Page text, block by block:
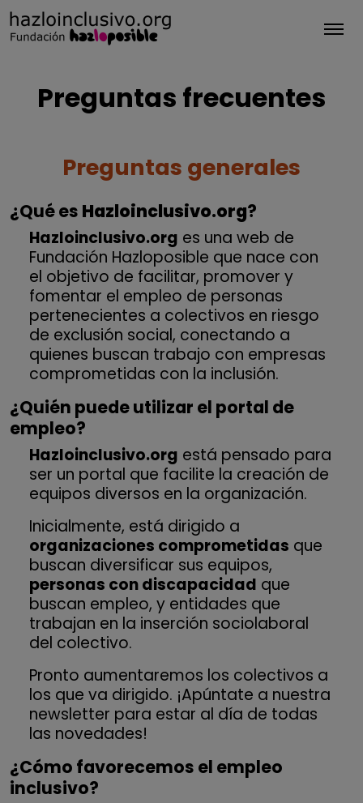
Preguntas frecuentes
Preguntas generales
¿Qué es Hazloinclusivo.org?
Hazloinclusivo.org es una web de
Fundación Hazloposible que nace con
el objetivo de facilitar, promover y
fomentar el empleo de personas
pertenecientes a colectivos en riesgo
de exclusión social, conectando a
quienes buscan trabajo con empresas
comprometidas con la inclusión.
¿Quién puede utilizar el portal de
empleo?
Hazloinclusivo.org está pensado para
ser un portal que facilite la creación de
equipos diversos en la organización.
Inicialmente, está dirigido a
organizaciones comprometidas que
buscan diversificar sus equipos,
personas con discapacidad que
buscan empleo, y entidades que
trabajan en la inserción sociolaboral
del colectivo.
Pronto aumentaremos los colectivos a
los que va dirigido. ¡Apúntate a nuestra
newsletter para estar al día de todas
las novedades!
¿Cómo favorecemos el empleo
inclusivo?